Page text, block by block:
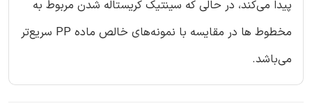
پیدا می‌کند، در حالی که سینتیک کریستاله شدن مربوط به
مخطوط ها در مقایسه با نمونه‌های خالص ماده PP سریع‌تر
می‌باشد.